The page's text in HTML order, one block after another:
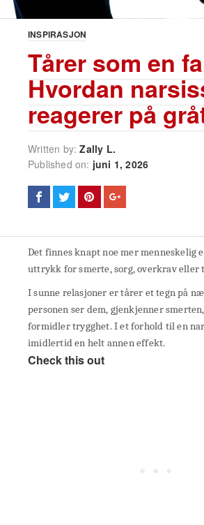
INSPIRASJON
Tårer som en
Hvordan
reagerer på
Written by:Zally L.
Published on: juni 1, 2026
Det finnes knapt noe mer menneskelig
uttrykk for smerte, sorg, overkrav eller
I sunne relasjoner er tårer et tegn på
personen ser dem, gjenkjenner
formidler trygghet. I et forhold til en
imidlertid en helt annen effekt.
Check this out